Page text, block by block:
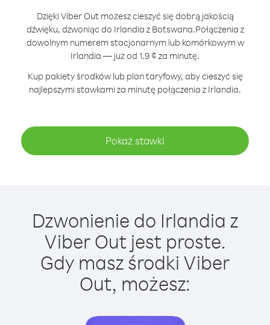
Dzięki Viber Out możesz cieszyć się dobrą jakością
dźwięku, dzwoniąc do Irlandia z Botswana.Połączenia z
dowolnym numerem stacjonarnym lub komórkowym w
Irlandia — już od 1.9 ¢ za minutę.
Kup pakiety środków lub plan taryfowy, aby cieszyć się
najlepszymi stawkami za minutę połączenia z Irlandia.
Pokaż stawki
Dzwonienie do Irlandia z
Viber Out jest proste.
Gdy masz środki Viber
Out, możesz: